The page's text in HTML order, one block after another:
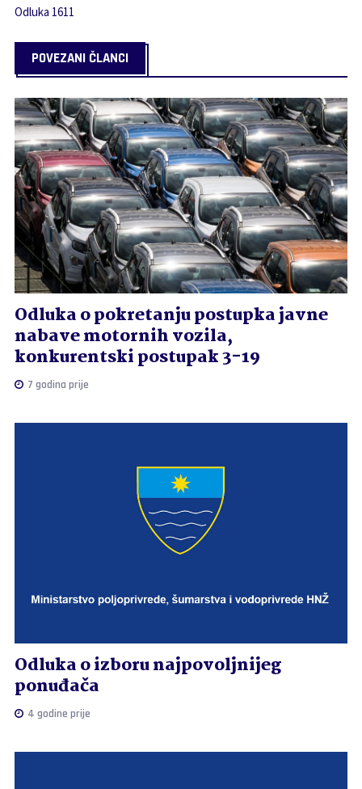
Odluka 1611
POVEZANI ČLANCI
Odluka o pokretanju postupka javne
nabave motornih vozila,
konkurentski postupak 3-19
7 godina prije
Odluka o izboru najpovoljnijeg
ponuđača
4 godine prije